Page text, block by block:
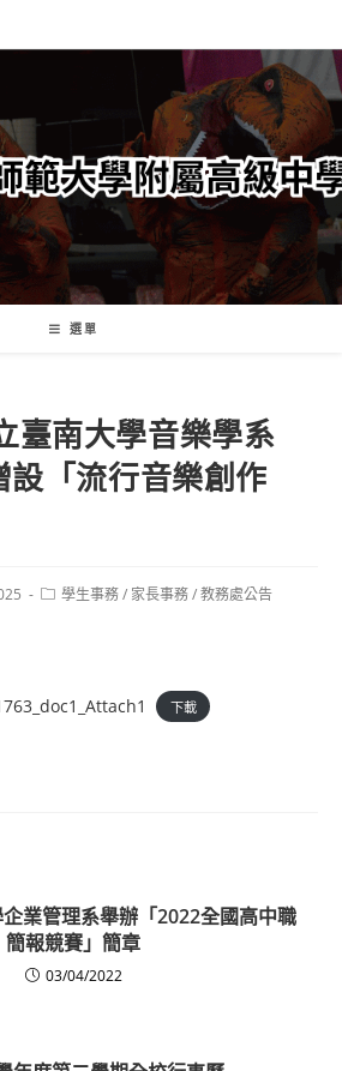
選單
臺南大學音樂學系
「流行音樂創作
Post學生事務/ 家長事務/教務處公告
下載
業管理系舉辦「2022全國高中職
簡報競賽」簡章
03/04/2022